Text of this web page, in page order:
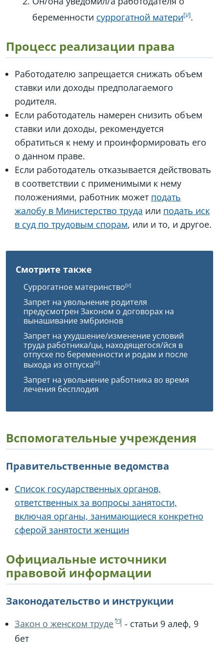
беременности суррогатной матери .
Процесс реализации права
Работодателю запрещается снижать объем
ставки или доходы предполагаемого
родителя.
Если работодатель намерен снизить объем
ставки или доходы, рекомендуется
обратиться к нему и проинформировать его
о данном праве.
Если работодатель отказывается действовать
в соответствии с применимыми к нему
положениями, работник может подать
жалобу в Министерство труда или подать иск
в суд по трудовым спорам, или и то, и другое.
Смотрите также
Суррогатное материнство
Запрет на увольнение родителя
предусмотрен Законом о договорах на
вынашивание эмбрионов
Запрет на ухудшение/изменение условий
труда работника/цы, находящегося/йся в
отпуске по беременности и родам и после
выхода из отпуска
Запрет на увольнение работника во время
лечения бесплодия
Вспомогательные учреждения
Правительственные ведомства
Список государственных органов,
ответственных за вопросы занятости,
включая органы, занимающиеся конкретно
сферой занятости женщин
Официальные источники
правовой информации
Законодательство и инструкции
Закон о женском труде
- статьи 9 алеф, 9
бет